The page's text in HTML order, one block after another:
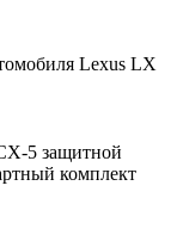
Lexus LX
5 защитной
комплект